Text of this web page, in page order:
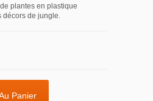
plantes en plastique
décors de jungle.
Panier